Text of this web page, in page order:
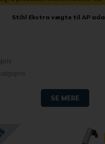
Stihl Ekstra vægte til AP
SE MERE